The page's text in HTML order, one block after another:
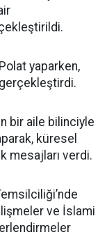
yaparken,
bir aile bilinciyle
küresel
mesajları verdi.
ve İslami